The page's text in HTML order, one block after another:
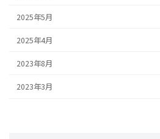
2025年5月
2025年4月
2023年8月
2023年3月